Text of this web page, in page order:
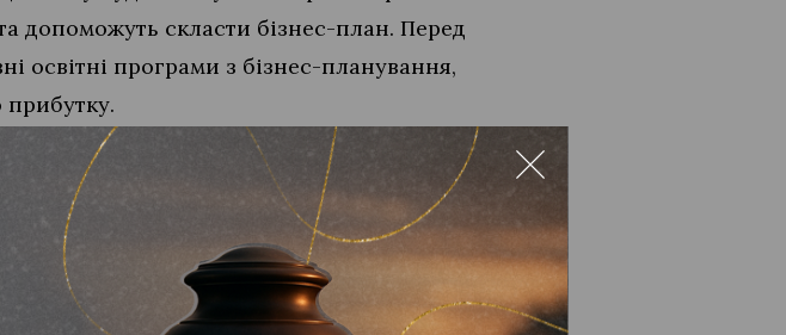
допоможуть скласти бізнес-план. Перед
освітні програми з бізнес-планування,
прибутку.
Точні дати старту будуть оголошені
січня. Ми будемо стежити за розвитком цієї
стануть нам відомі.